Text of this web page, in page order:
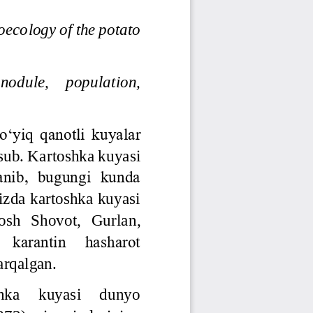
Jurnal Yordamchisi
Onlayn